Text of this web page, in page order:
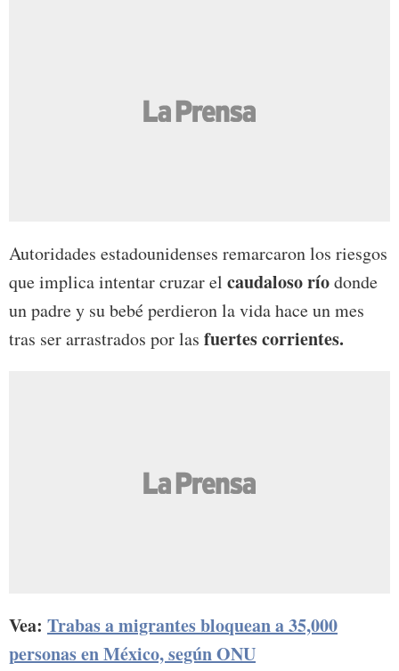
Autoridades estadounidenses remarcaron los riesgos
que implica intentar cruzar el caudaloso ríodonde
un padre y su bebé perdieron la vida hace un mes
tras ser arrastrados por las fuertes corrientes.
Vea: Trabas a migrantes bloquean a 35,000
personas en México, según ONU